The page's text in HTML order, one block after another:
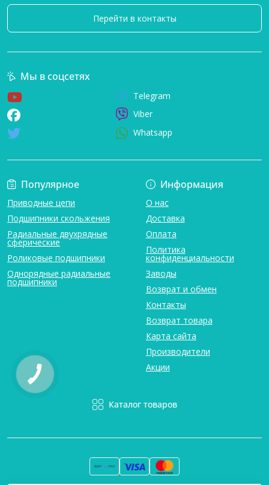
Перейти в контакты
Популярное
Приводные цепи
Подшипники скольжения
Радиальные двухрядные
сферические
Роликовые подшипники
Однорядные радиальные
подшипники
Информация
О нас
Доставка
Оплата
Политика
конфиденциальности
Заводы
Возврат и обмен
Контакты
Возврат товара
Карта сайта
Производители
Акции
Каталог товаров
Мы в соцсетях
Telegram
Viber
Whatsapp